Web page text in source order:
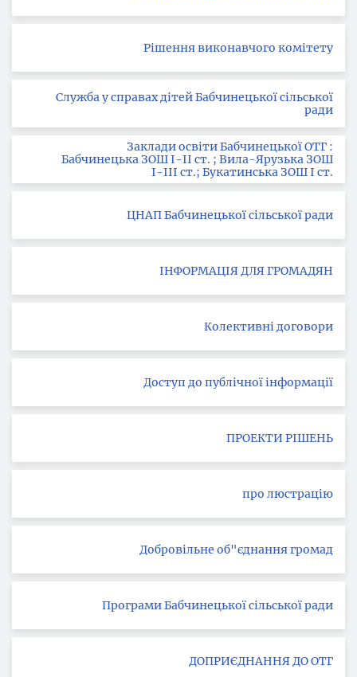
Рішення виконавчого комітету
Служба у справах дітей Бабчинецької сільської
ради
Заклади освіти Бабчинецької ОТГ :
Бабчинецька ЗОШ І-ІІ ст. ; Вила-Ярузька ЗОШ
І-ІІІ ст.; Букатинська ЗОШ І ст.
ЦНАП Бабчинецької сільської ради
ІНФОРМАЦІЯ ДЛЯ ГРОМАДЯН
Колективні договори
Доступ до публічної інформації
ПРОЕКТИ РІШЕНЬ
про люстрацію
Добровільне об"єднання громад
Програми Бабчинецької сільської ради
ДОПРИЄДНАННЯ ДО ОТГ